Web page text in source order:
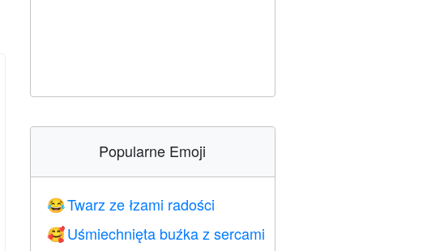
Popularne Emoji
😂Twarz ze łzami radości
🥰 Uśmiechnięta buźka z sercami